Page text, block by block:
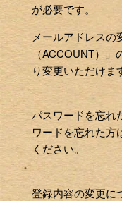
が必要です。
メールアドレスの
（ACCOUNT）
り変更いただけま
パスワードを忘れ
ワードを忘れた方
ください。
登録内容の変更に